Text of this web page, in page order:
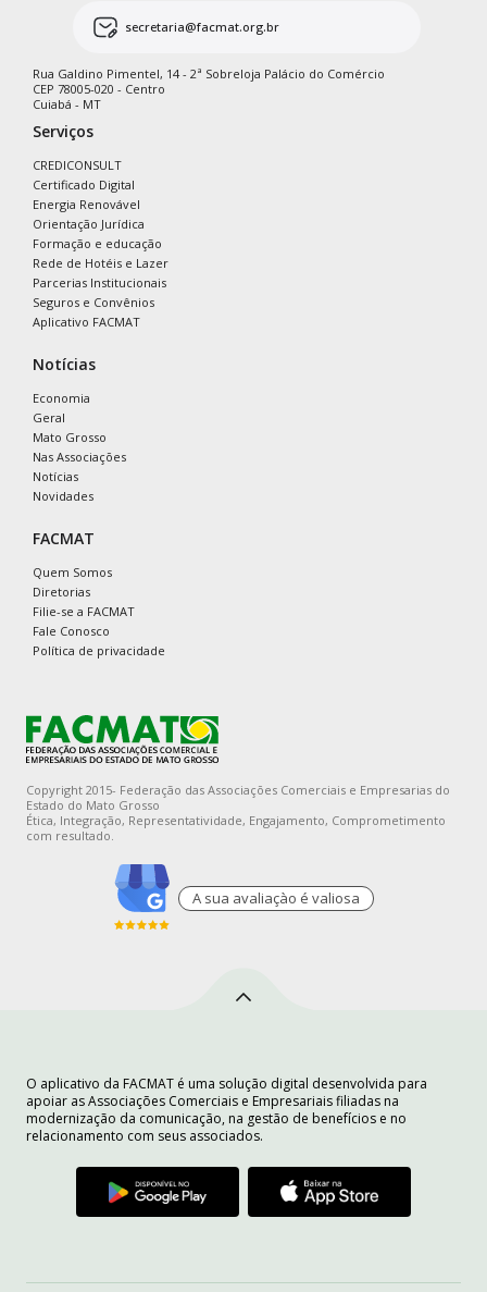
secretaria@facmat.org.br
Rua Galdino Pimentel, 14 - 2ª Sobreloja Palácio do Comércio
CEP 78005-020 - Centro
Cuiabá - MT
Serviços
CREDICONSULT
Certificado Digital
Energia Renovável
Orientação Jurídica
Formação e educação
Rede de Hotéis e Lazer
Parcerias Institucionais
Seguros e Convênios
Aplicativo FACMAT
Notícias
Economia
Geral
Mato Grosso
Nas Associações
Notícias
Novidades
FACMAT
Quem Somos
Diretorias
Filie-se a FACMAT
Fale Conosco
Política de privacidade
Copyright 2015- Federação das Associações Comerciais e Empresarias do
Estado do Mato Grosso
Ética, Integração, Representatividade, Engajamento, Comprometimento
com resultado.
A sua avaliaçào é valiosa
O aplicativo da FACMAT é uma solução digital desenvolvida para
apoiar as Associações Comerciais e Empresariais filiadas na
modernização da comunicação, na gestão de benefícios e no
relacionamento com seus associados.